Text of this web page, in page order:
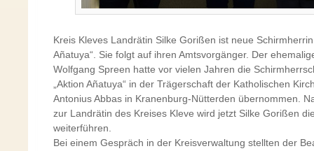
Kreis Kleves Landrätin Silke Gorißen ist neue
Añatuya“. Sie folgt auf ihren Amtsvorgänger. Der
Wolfgang Spreen hatte vor vielen Jahren die
„Aktion Añatuya“ in der Trägerschaft der Katholischen
Antonius Abbas in Kranenburg-Nütterden übernommen.
zur Landrätin des Kreises Kleve wird jetzt Silke Gorißen
weiterführen.
Bei einem Gespräch in der Kreisverwaltung stellten der